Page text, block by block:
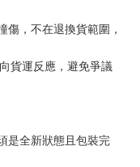
，不在退換貨範圍，
貨運反應，避免爭議
是全新狀態且包裝完